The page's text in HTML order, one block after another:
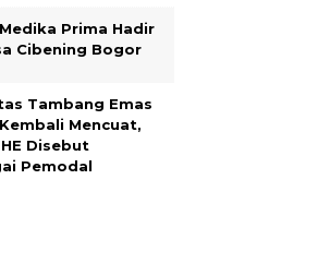
Prima Hadir
Cibening Bogor
Tambang Emas
Mencuat,
Disebut
Pemodal